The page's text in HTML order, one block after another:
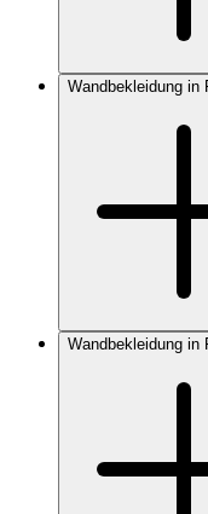
Wandbekleidung in
Wandbekleidung in